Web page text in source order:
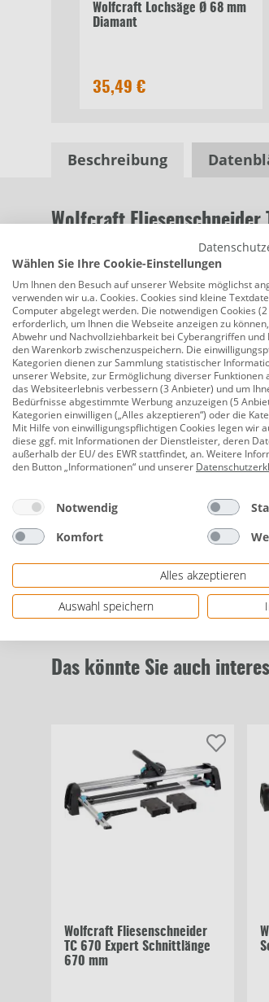
Wolfcraft Lochsäge Ø 68 mm
Diamant
35,49 €
Beschreibung
Wolfcraft Fliesenschneider
Der Fliesenschneider TC 610 W
von 3-10 mm. Anspruchsvolle
zuverlässiger und langlebiger
Arbeiten. Über dem integrierten
Fliese auf der Grundplatte
Geeignet für
maximale Fliesendicke: 3-10 mm
Artikel Maße: 250 x 795 x 120 mm
Herstellerinformationen:
Das könnte Sie auch
Wolfcraft Fliesenschneider
TC 670 Expert Schnittlänge
670 mm
Wählen Sie Ihre Cookie-Einstellungen
Um Ihnen den Besuch auf unserer Website möglichst
verwenden wir u.a. Cookies. Cookies sind kleine
Computer abgelegt werden. Die notwendigen Cookies
erforderlich, um Ihnen die Webseite anzeigen zu
Abwehr und Nachvollziehbarkeit bei Cyberangriffen
den Warenkorb zwischenzuspeichern. Die
Kategorien dienen zur Sammlung statistischer
unserer Website, zur Ermöglichung diverser Funktionen
das Websiteerlebnis verbessern (3 Anbieter) und um
Bedürfnisse abgestimmte Werbung anzuzeigen (5
Kategorien einwilligen („Alles akzeptieren“) oder die
Mit Hilfe von einwilligungspflichtigen Cookies legen wir
diese ggf. mit Informationen der Dienstleister, deren
außerhalb der EU/ des EWR stattfindet, an. Weitere
den Button „Informationen“ und unserer
Notwendig
Komfort
Alles akzeptieren
Auswahl speichern